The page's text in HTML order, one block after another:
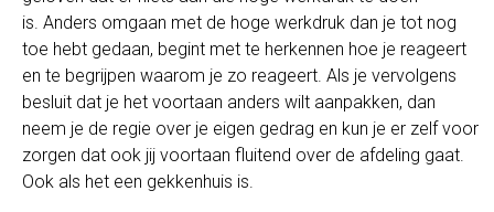
is. Anders omgaan met de hoge werkdruk dan je tot nog
toe hebt gedaan, begint met te herkennen hoe je reageert
en te begrijpen waarom je zo reageert. Als je vervolgens
besluit dat je het voortaan anders wilt aanpakken, dan
neem je de regie over je eigen gedrag en kun je er zelf voor
zorgen dat ook jij voortaan fluitend over de afdeling gaat.
Ook als het een gekkenhuis is.